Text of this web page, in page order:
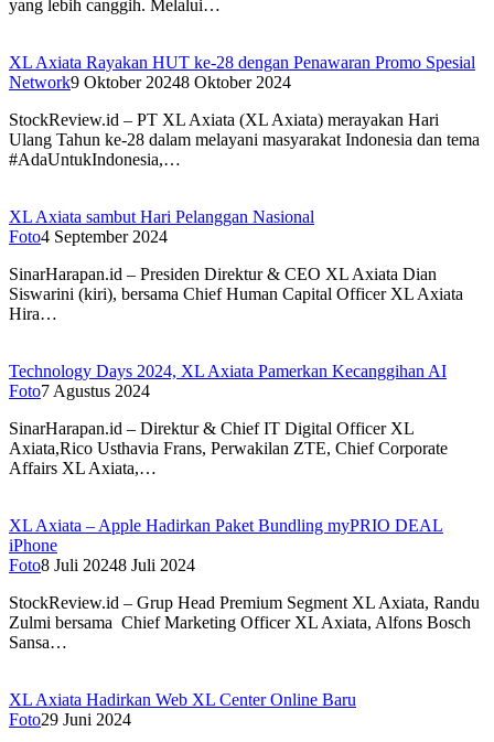
yang lebih canggih. Melalui…
XL Axiata Rayakan HUT ke-28 dengan Penawaran Promo Spesial
Network9 Oktober 20248 Oktober 2024
StockReview.id – PT XL Axiata (XL Axiata) merayakan Hari
Ulang Tahun ke-28 dalam melayani masyarakat Indonesia dan tema
#AdaUntukIndonesia,…
XL Axiata sambut Hari Pelanggan Nasional
Foto4 September 2024
SinarHarapan.id – Presiden Direktur & CEO XL Axiata Dian
Siswarini (kiri), bersama Chief Human Capital Officer XL Axiata
Hira…
Technology Days 2024, XL Axiata Pamerkan Kecanggihan AI
Foto7 Agustus 2024
SinarHarapan.id – Direktur & Chief IT Digital Officer XL
Axiata,Rico Usthavia Frans, Perwakilan ZTE, Chief Corporate
Affairs XL Axiata,…
XL Axiata – Apple Hadirkan Paket Bundling myPRIO DEAL
iPhone
Foto8 Juli 20248 Juli 2024
StockReview.id – Grup Head Premium Segment XL Axiata, Randu
Zulmi bersama Chief Marketing Officer XL Axiata, Alfons Bosch
Sansa…
XL Axiata Hadirkan Web XL Center Online Baru
Foto29 Juni 2024